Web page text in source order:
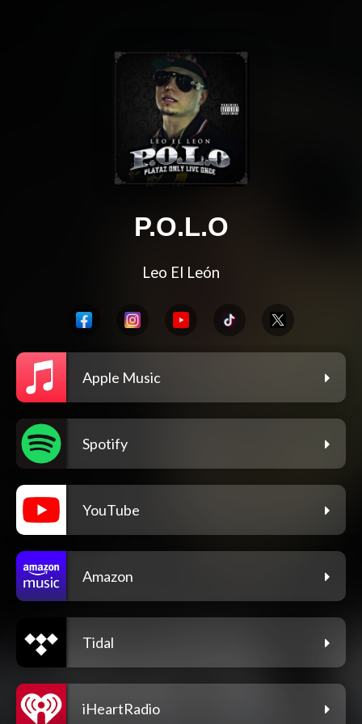
P.O.L.O
Leo El León
Apple Music
Spotify
YouTube
Amazon
Tidal
iHeartRadio